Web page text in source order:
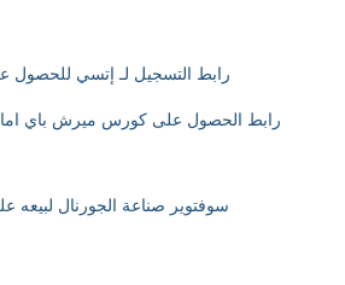
رابط التسجيل لـ إتسي للحصول على ٤٠ منتج
سوفتوير صناعة الجورنال لبيعه